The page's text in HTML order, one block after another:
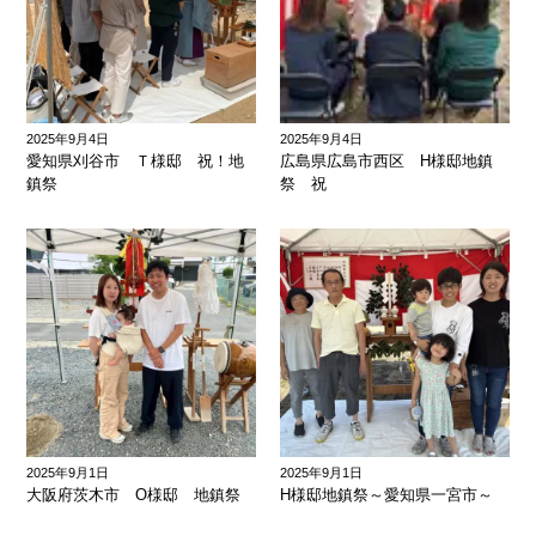
2025年9月4日
愛知県刈谷市 Ｔ様邸 祝！地
鎮祭
2025年9月4日
広島県広島市西区 H様邸地鎮
祭 祝
2025年9月1日
大阪府茨木市 O様邸 地鎮祭
2025年9月1日
H様邸地鎮祭～愛知県一宮市～